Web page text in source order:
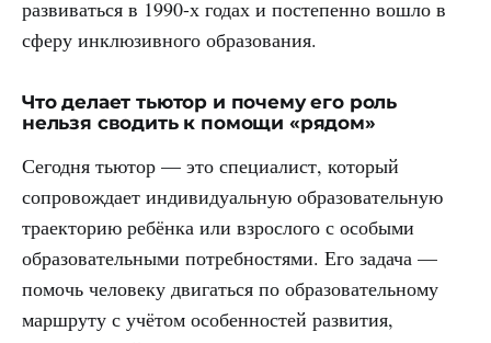
развиваться в 1990-х годах и постепенно вошло в
сферу инклюзивного образования.
Что делает тьютор и почему его роль
нельзя сводить к помощи «рядом»
Сегодня тьютор — это специалист, который
сопровождает индивидуальную образовательную
траекторию ребёнка или взрослого с особыми
образовательными потребностями. Его задача —
помочь человеку двигаться по образовательному
маршруту с учётом особенностей развития,